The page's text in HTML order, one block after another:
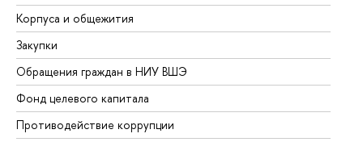
Корпуса и общежития
Закупки
Обращения граждан в НИУ ВШЭ
Фонд целевого капитала
Противодействие коррупции